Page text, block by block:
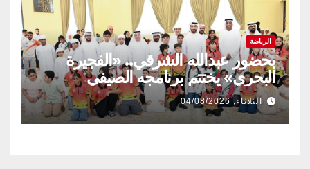
الرياضة
بحضور عبدالله الشرقي.. «الفجيرة
البحري» يختتم برنامجه الصيفي
الثلاثاء, 04/08/2026